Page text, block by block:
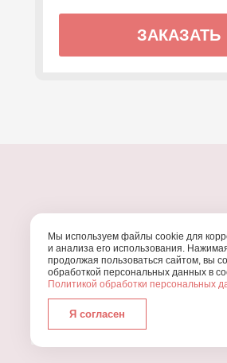
ЗАКАЗАТЬ
УЗНАЙТЕ, ПОЧЕМУ
ПРАЗДНИКА СТОИТ
Работаем с 2016 года
Мы используем файлы cookie для
и анализа его использования.
продолжая пользоваться сайтом, вы
обработкой персональных данных в
Политикой обработки персональных
Я согласен